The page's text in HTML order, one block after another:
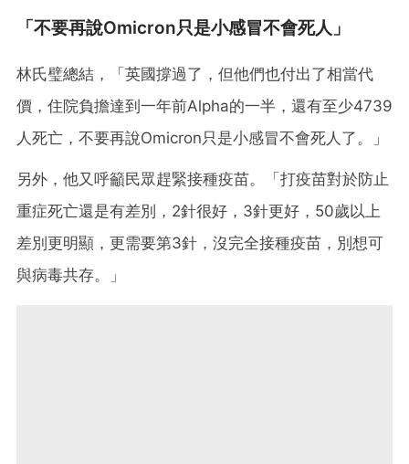
「不要再說Omicron只是小感冒不會死人」
林氏璧總結，「英國撐過了，但他們也付出了相當代
價，住院負擔達到一年前Alpha的一半，還有至少4739
人死亡，不要再說Omicron只是小感冒不會死人了。」
另外，他又呼籲民眾趕緊接種疫苗。「打疫苗對於防止
重症死亡還是有差別，2針很好，3針更好，50歲以上
差別更明顯，更需要第3針，沒完全接種疫苗，別想可
與病毒共存。」